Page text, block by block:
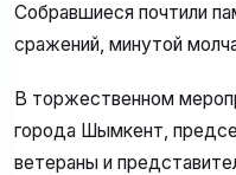
Собравшиеся почтили
сражений, минутой
В торжественном
города Шымкент,
ветераны и